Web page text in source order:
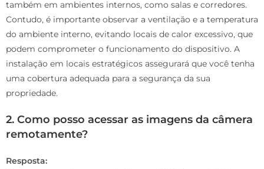
também em ambientes internos, como salas e corredores.
Contudo, é importante observar a ventilação e a temperatura
do ambiente interno, evitando locais de calor excessivo, que
podem comprometer o funcionamento do dispositivo. A
instalação em locais estratégicos assegurará que você tenha
uma cobertura adequada para a segurança da sua
propriedade.
2. Como posso acessar as imagens da câmera
remotamente?
Resposta: